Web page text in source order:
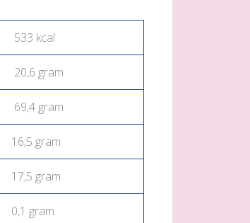
533 kcal
20,6 gram
69,4 gram
16,5 gram
17,5 gram
0,1 gram